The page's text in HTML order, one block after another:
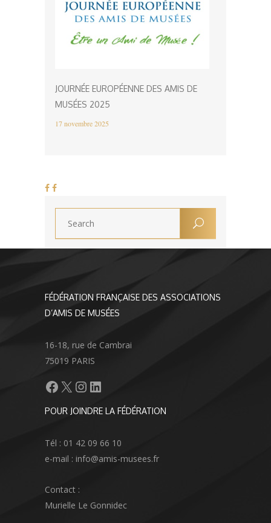
JOURNÉE EUROPÉENNE DES AMIS DE
MUSÉES 2025
17 novembre 2025
FÉDÉRATION FRANÇAISE DES ASSOCIATIONS
D’AMIS DE MUSÉES
16-18, rue de Cambrai
75019 PARIS
Facebook
X Instagram
LinkedIn
POUR JOINDRE LA FÉDÉRATION
Tél : 01 42 09 66 10
e-mail : info@amis-musees.fr
Contact :
Murielle Le Gonnidec